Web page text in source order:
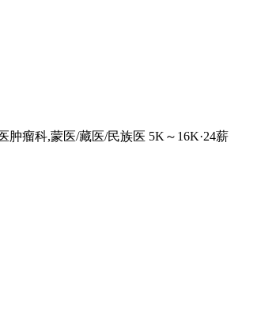
肿瘤科,蒙医/藏医/民族医 5K～16K·24薪